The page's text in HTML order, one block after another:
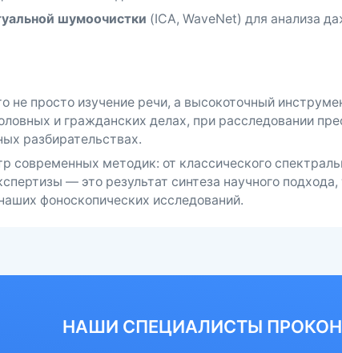
шумоочистки (ICA, WaveNet) для анализа
не просто изучение речи, а высокоточный
и гражданских делах, при расследовании
разбирательствах.
методик: от классического
— это результат синтеза научного подхода,
фоноскопических исследований.
НАШИ СПЕЦИАЛИСТЫ